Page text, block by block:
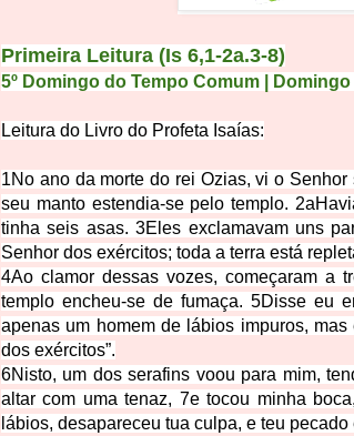
Primeira Leitura (Is 6,1-2a.3-8)
5º Domingo do Tempo Comum | Domingo
Leitura do Livro do Profeta Isaías:
1No ano da morte do rei Ozias, vi o
seu manto estendia-se pelo templo. 2a
tinha seis asas.3Eles exclamavam uns
Senhor dos exércitos; toda a terra está
4Ao clamor dessas vozes, começaram a
templo encheu-se de fumaça. 5Disse eu
apenas um homem de lábios impuros,
dos exércitos”.
6Nisto, um dos serafins voou para mim,
altar com uma tenaz, 7e tocou minha
lábios, desapareceu tua culpa, e teu pecado